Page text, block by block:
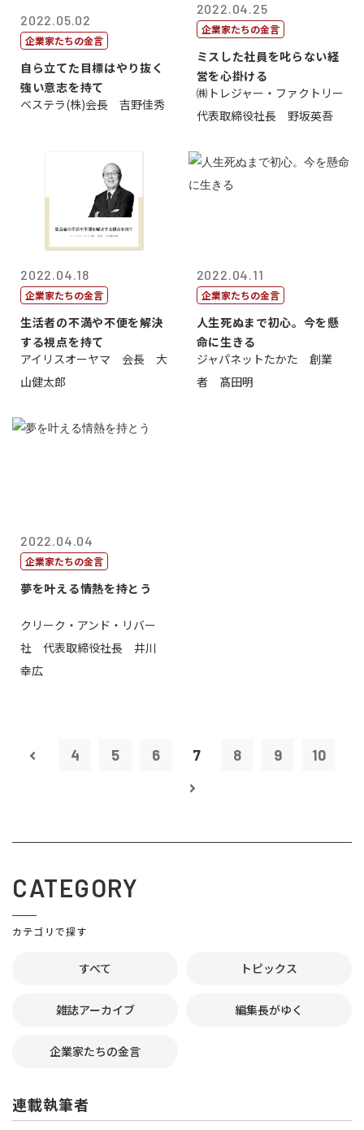
2022.05.02
企業家たちの金言
自ら立てた目標はやり抜く
強い意志を持て
ベステラ(株)会長 吉野佳秀
2022.04.25
企業家たちの金言
ミスした社員を叱らない経
営を心掛ける
㈱トレジャー・ファクトリー
代表取締役社長 野坂英吾
2022.04.18
企業家たちの金言
生活者の不満や不便を解決
する視点を持て
アイリスオーヤマ 会長 大
山健太郎
2022.04.11
企業家たちの金言
人生死ぬまで初心。今を懸
命に生きる
ジャパネットたかた 創業
者 髙田明
2022.04.04
企業家たちの金言
夢を叶える情熱を持とう
クリーク・アンド・リバー
社 代表取締役社長 井川
幸広
4 5 6 7 8 9 10
CATEGORY
カテゴリで探す
すべて トピックス
雑誌アーカイブ 編集長がゆく
企業家たちの金言
連載執筆者